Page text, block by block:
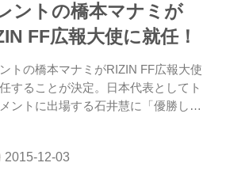
キロ、イリアーナ51キロ、両選手
ア。 ワジム・ネムコフvsイリー・プロ
カ／100キロ・RIZINトーナメントル
※28日に計量済みのため計量なし イ
昨日私は日本の素晴らしい選手であ
井選手に勝つことができとても嬉しい
ントの橋本マナミが
FF広報大使に就任！
トの橋本マナミがRIZIN FF広報大使
することが決定。日本代表としてト
ントに出場する石井慧に「優勝して
にさいたまスーパーアリーナで開催さ
RIZIN FIGHTING WORLD GRAND-